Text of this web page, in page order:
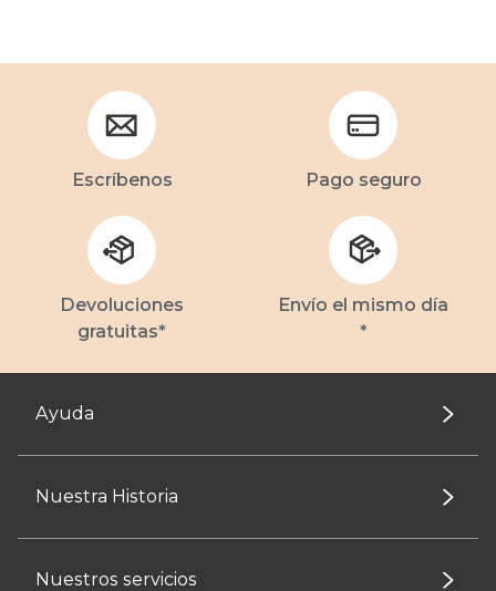
Escríbenos Pago seguro
Devoluciones
gratuitas*
Envío el mismo día
*
Ayuda
Nuestra Historia
Nuestros servicios